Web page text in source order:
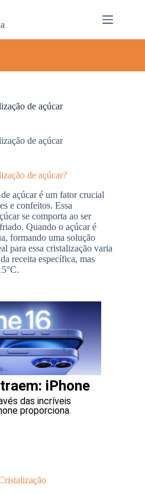
de açúcar
de açúcar
de açúcar?
açúcar é um fator crucial
e confeitos. Essa
se comporta ao ser
Quando o açúcar é
formando uma solução
para essa cristalização varia
receita específica, mas
iPhone
das incríveis
proporciona.